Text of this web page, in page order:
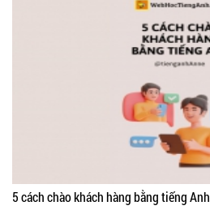
5 cách chào khách hàng bằng tiếng Anh